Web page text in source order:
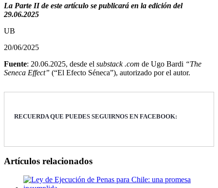
La Parte II de este artículo se publicará en la edición del
29.06.2025
UB
20/06/2025
Fuente: 20.06.2025, desde el substack .com de Ugo Bardi “The
Seneca Effect” (“El Efecto Séneca”), autorizado por el autor.
RECUERDA QUE PUEDES SEGUIRNOS EN FACEBOOK:
Artículos relacionados